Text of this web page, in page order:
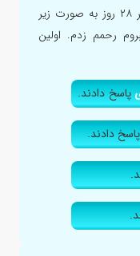
ببخشید من سه بار آمپول لوپرومر رو هر ۲۸ روز به صورت زیر
رحمم زدم. اولین
پاسخ دادند.
دادند.